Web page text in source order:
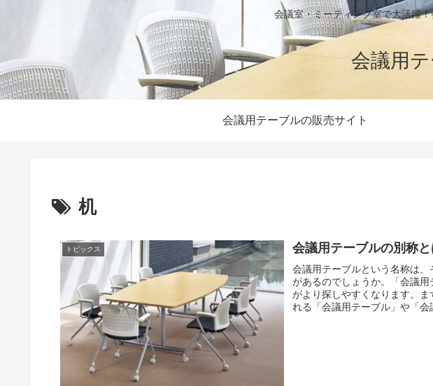
会議室・ミーティング室で大活躍
会議用
会議用テーブルの販売サイト
机
トピックス 会議用テーブルの別称と
会議用テーブルという名称は
があるのでしょうか。「会議
がより探しやすくなります。
れる「会議用テーブル」や「会